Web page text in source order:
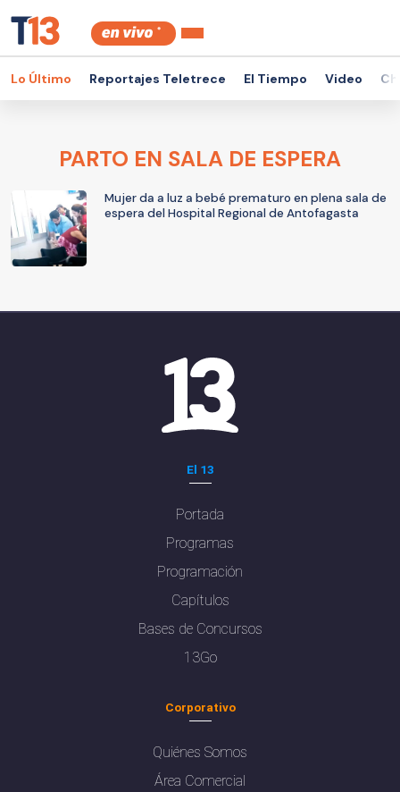
Lo Último Reportajes Teletrece El Tiempo Video
PARTO EN SALA DE ESPERA
Mujer da a luz a bebé prematuro en plena sala de
espera del Hospital Regional de Antofagasta
El 13
Portada
Programas
Programación
Capítulos
Bases de Concursos
13Go
Corporativo
Quiénes Somos
Área Comercial